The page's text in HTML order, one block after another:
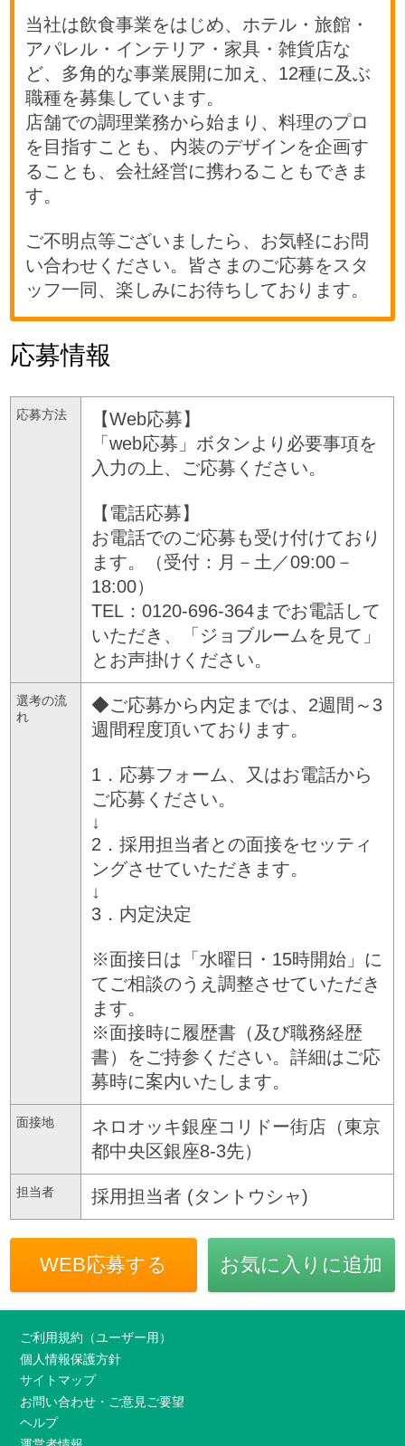
当社は飲食事業をはじめ、ホテル・旅館・
アパレル・インテリア・家具・雑貨店な
ど、多角的な事業展開に加え、12種に及ぶ
職種を募集しています。
店舗での調理業務から始まり、料理のプロ
を目指すことも、内装のデザインを企画す
ることも、会社経営に携わることもできま
す。
ご不明点等ございましたら、お気軽にお問
い合わせください。皆さまのご応募をスタ
ッフ一同、楽しみにお待ちしております。
応募情報
応募方法
【Web応募】
「web応募」ボタンより必要事項を
入力の上、ご応募ください。
【電話応募】
お電話でのご応募も受け付けており
ます。（受付：月－土／09:00－
18:00）
TEL：0120-696-364までお電話して
いただき、「ジョブルームを見て」
とお声掛けください。
選考の流
れ
◆ご応募から内定までは、2週間～3
週間程度頂いております。
1．応募フォーム、又はお電話から
ご応募ください。
↓
2．採用担当者との面接をセッティ
ングさせていただきます。
↓
3．内定決定
※面接日は「水曜日・15時開始」に
てご相談のうえ調整させていただき
ます。
※面接時に履歴書（及び職務経歴
書）をご持参ください。詳細はご応
募時に案内いたします。
面接地
ネロオッキ銀座コリドー街店（東京
都中央区銀座8-3先）
担当者 採用担当者 (タントウシャ)
WEB応募する お気に入りに追加
ご利用規約（ユーザー用）
個人情報保護方針
サイトマップ
お問い合わせ・ご意見ご要望
ヘルプ